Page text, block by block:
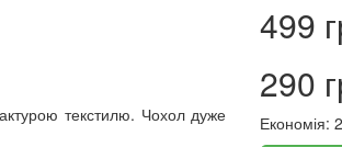
текстилю. Чохол дуже
499
290
Економія: